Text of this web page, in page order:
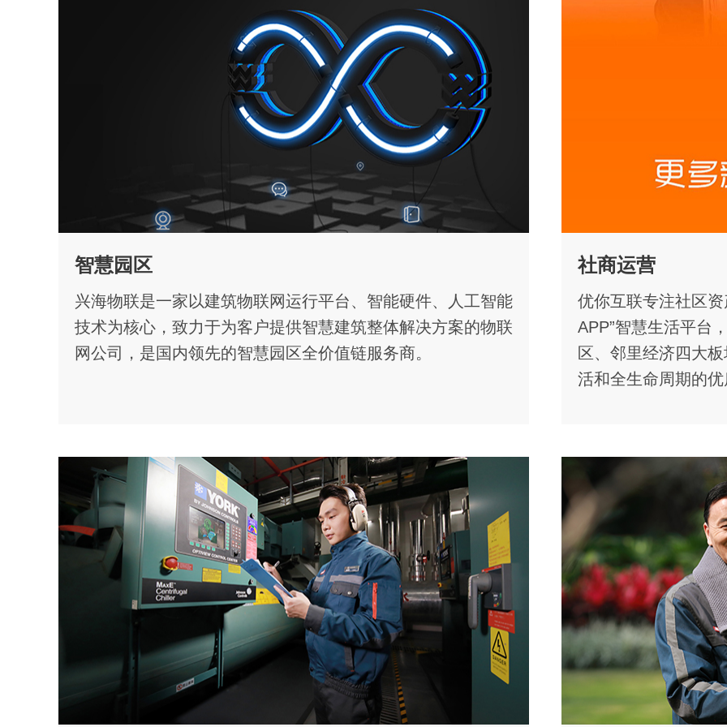
智慧园区
兴海物联是一家以建筑物联网运行平台、智能硬件、人工智能
技术为核心，致力于为客户提供智慧建筑整体解决方案的物联
网公司，是国内领先的智慧园区全价值链服务商。
社商运营
优你互联专注社区
APP”智慧生活平台
区、邻里经济四大
活和全生命周期的